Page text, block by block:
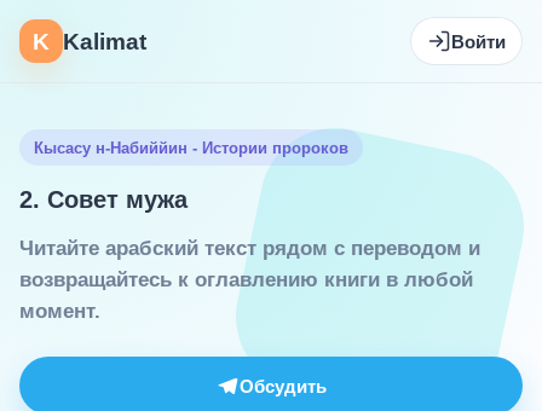
K Kalimat Войти
Кысасу н-Набиййин - Истории пророков
2. Совет мужа
Читайте арабский текст рядом с переводом и
возвращайтесь к оглавлению книги в любой
момент.
Обсудить